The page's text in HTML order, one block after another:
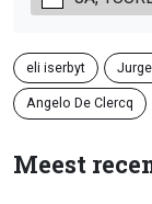
eli iserbyt
Angelo De Clercq
Meest